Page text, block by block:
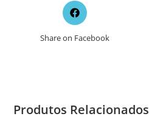
Opens
in
new
Share on Facebook
Produtos Relacionados